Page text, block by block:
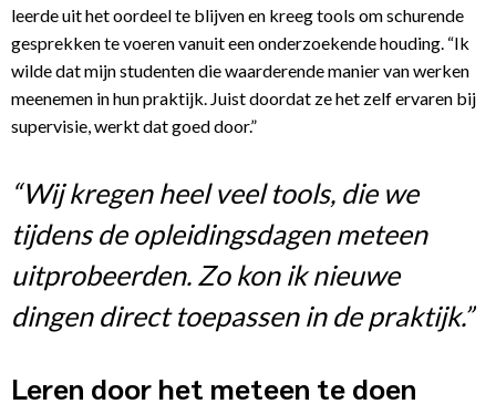
leerde uit het oordeel te blijven en kreeg tools om schurende
gesprekken te voeren vanuit een onderzoekende houding. “Ik
wilde dat mijn studenten die waarderende manier van werken
meenemen in hun praktijk. Juist doordat ze het zelf ervaren bij
supervisie, werkt dat goed door.”
“Wij kregen heel veel tools, die we
tijdens de opleidingsdagen meteen
uitprobeerden. Zo kon ik nieuwe
dingen direct toepassen in de praktijk.”
Leren door het meteen te doen